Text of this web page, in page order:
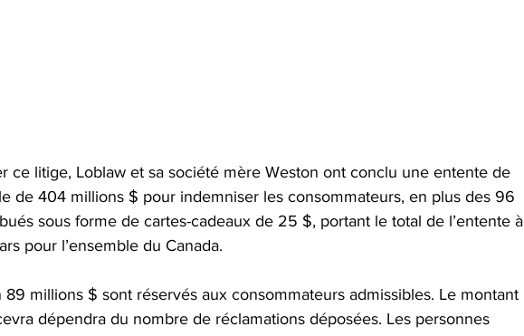
ce litige, Loblaw et sa société mère Weston ont conclu une entente de
de 404 millions $ pour indemniser les consommateurs, en plus des 96
sous forme de cartes-cadeaux de 25 $, portant le total de l’entente à
pour l’ensemble du Canada.
millions $ sont réservés aux consommateurs admissibles. Le montant
dépendra du nombre de réclamations déposées. Les personnes